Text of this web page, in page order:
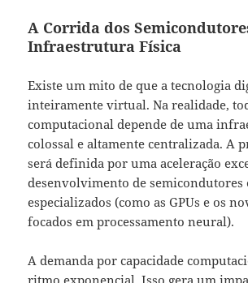
A Corrida dos
Infraestrutura Física
Existe um mito de que a tecnologia
inteiramente virtual. Na realidade,
computacional depende de uma
colossal e altamente centralizada. A
será definida por uma aceleração
desenvolvimento de semicondutores
especializados (como as GPUs e os
focados em processamento neural).
A demanda por capacidade
ritmo exponencial. Isso gera um